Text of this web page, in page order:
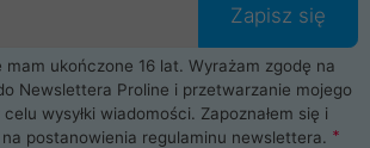
Zapisz się
mam ukończone 16 lat. Wyrażam zgodę na
Newslettera Proline i przetwarzanie mojego
wysyłki wiadomości. Zapoznałem się i
postanowienia regulaminu newslettera.